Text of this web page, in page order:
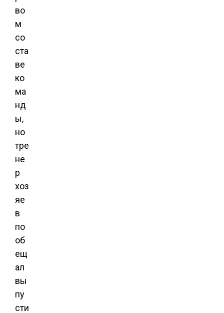
во
м
со
ста
ве
ко
ма
нд
ы,
но
тре
не
р
хоз
яе
в
по
об
ещ
ал
вы
пу
сти